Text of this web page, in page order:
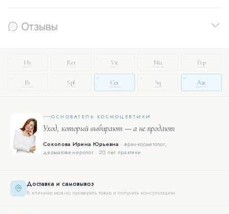
Отзывы
14
Hy
Hyaluronic
Ret
Retinol
Vit
Vitamin C
Nia
Niacinamide
Pep
Peptides
Ex
Exosomes
Spf
SPF Filter
33
Cer
Ceramides
46
Sq
Squalane
88
Aze
Azelaic Ac.
ОСНОВАТЕЛЬ КОСМОЦЕВТИКИ
Уход, который выбирают — а не продают
Соколова Ирина Юрьевна · врач-косметолог,
дерматовенеролог · 20 лет практики
Доставка и самовывоз
В клинике можно проверить товар и получить консультацию